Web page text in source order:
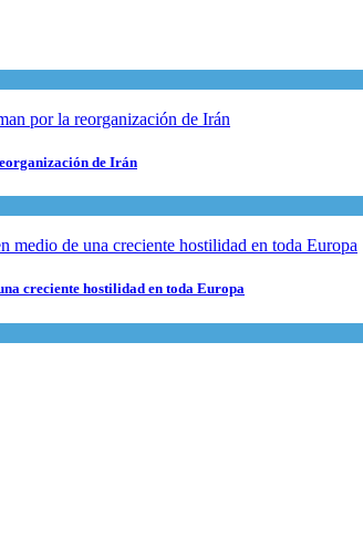
de Irán
creciente hostilidad en toda Europa